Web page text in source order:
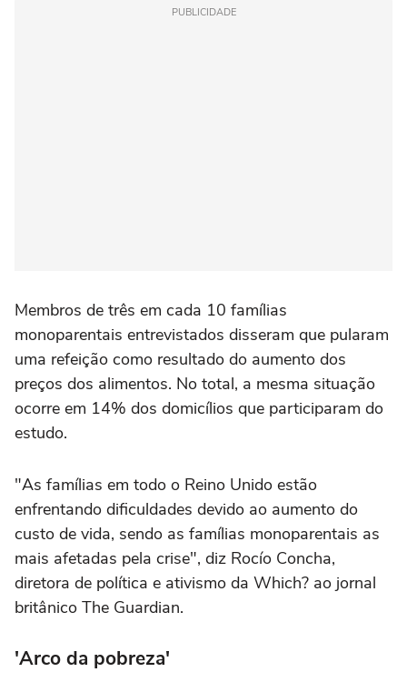
PUBLICIDADE
Membros de três em cada 10 famílias
monoparentais entrevistados disseram que pularam
uma refeição como resultado do aumento dos
preços dos alimentos. No total, a mesma situação
ocorre em 14% dos domicílios que participaram do
estudo.
"As famílias em todo o Reino Unido estão
enfrentando dificuldades devido ao aumento do
custo de vida, sendo as famílias monoparentais as
mais afetadas pela crise", diz Rocío Concha,
diretora de política e ativismo da Which? ao jornal
britânico The Guardian.
'Arco da pobreza'